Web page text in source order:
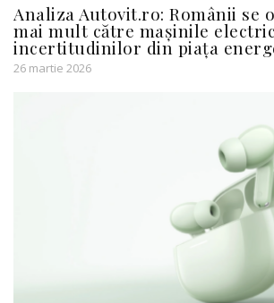
Analiza Autovit.ro: Românii se
mai mult către mașinile
incertitudinilor din piața
26 martie 2026